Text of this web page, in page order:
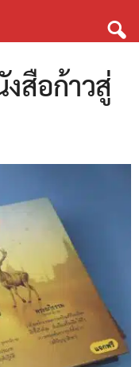
สือก้าวสู่